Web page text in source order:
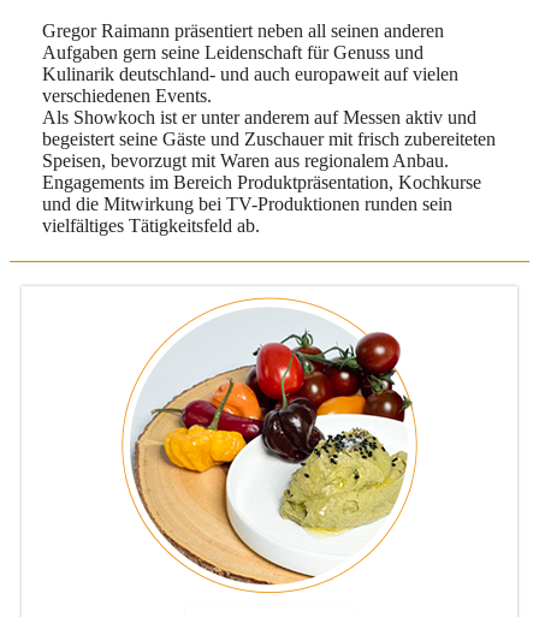
Gregor Raimann präsentiert neben all seinen anderen
Aufgaben gern seine Leidenschaft für Genuss und
Kulinarik deutschland- und auch europaweit auf vielen
verschiedenen Events.
Als Showkoch ist er unter anderem auf Messen aktiv und
begeistert seine Gäste und Zuschauer mit frisch zubereiteten
Speisen, bevorzugt mit Waren aus regionalem Anbau.
Engagements im Bereich Produktpräsentation, Kochkurse
und die Mitwirkung bei TV-Produktionen runden sein
vielfältiges Tätigkeitsfeld ab.